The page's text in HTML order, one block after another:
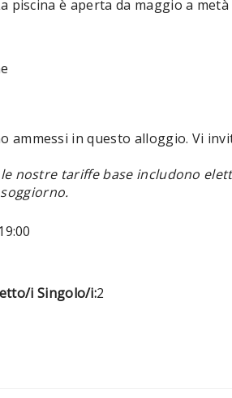
piscina è aperta da maggio a
ammessi in questo alloggio. Vi
nostre tariffe base includono
i Singolo/i:2